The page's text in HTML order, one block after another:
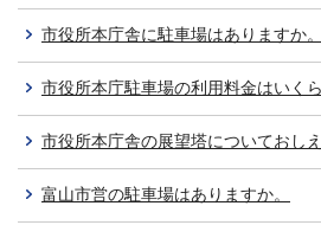
市役所本庁舎に駐車場はありますか。
市役所本庁駐車場の利用料金はいくら
市役所本庁舎の展望塔についておし
富山市営の駐車場はありますか。